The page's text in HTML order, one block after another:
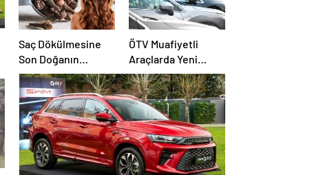
Saç Dökülmesine
Son Doğanın
Mucizesi Karanfil
Kürü
ÖTV Muafiyetli
Araçlarda Yeni
Düzenleme